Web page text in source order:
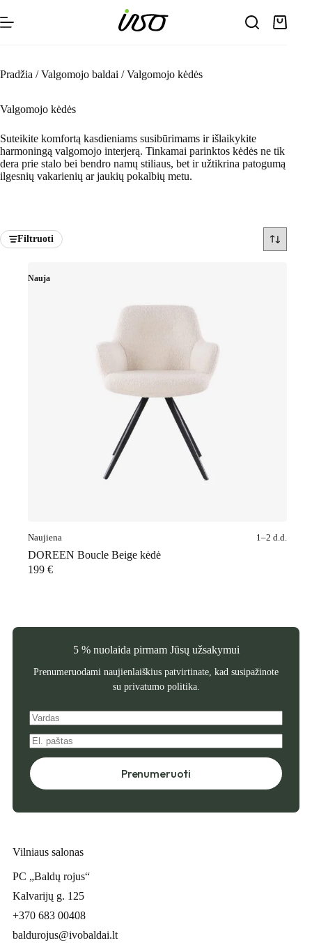
to
content
Pradžia / Valgomojo baldai / Valgomojo kėdės
Valgomojo kėdės
Suteikite komfortą kasdieniams susibūrimams ir išlaikykite
harmoningą valgomojo interjerą. Tinkamai parinktos kėdės ne tik
dera prie stalo bei bendro namų stiliaus, bet ir užtikrina patogumą
ilgesnių vakarienių ar jaukių pokalbių metu.
Filtruoti
Nauja
Naujiena 1–2 d.d.
DOREEN Boucle Beige kėdė
199 €
5 % nuolaida pirmam Jūsų užsakymui
Prenumeruodami naujienlaiškius patvirtinate, kad susipažinote
su privatumo politika.
Prenumeruoti
Vilniaus salonas
PC „Baldų rojus“
Kalvarijų g. 125
+370 683 00408
baldurojus@ivobaldai.lt